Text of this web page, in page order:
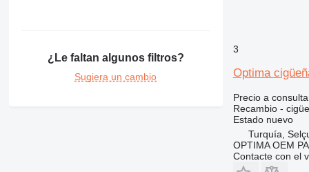
324
8030
8032
¿Le faltan algunos filtros?
Sugiera un cambio
3
Optima
Precio a
Recambio -
Estadonuevo
Turquía,
OPTIMA OEM
Contacte con el